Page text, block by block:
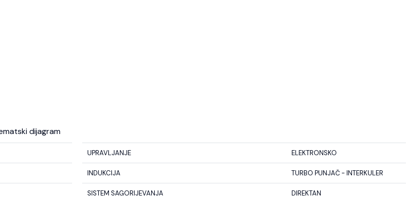
dijagram
UPRAVLJANJE ELEKTRONSKO
INDUKCIJA TURBO PUNJAČ - INTERKULER
SISTEM SAGORIJEVANJA DIREKTAN